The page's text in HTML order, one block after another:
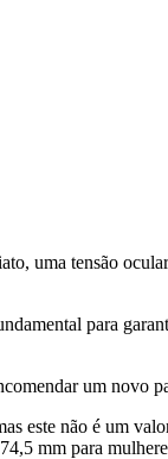
uma tensão
para
um novo
este não é um
mm para